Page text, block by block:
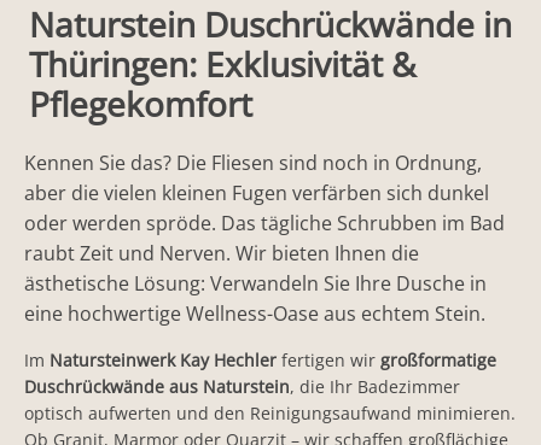
Naturstein Duschrückwände in
Thüringen: Exklusivität &
Pflegekomfort
Kennen Sie das? Die Fliesen sind noch in Ordnung,
aber die vielen kleinen Fugen verfärben sich dunkel
oder werden spröde. Das tägliche Schrubben im Bad
raubt Zeit und Nerven. Wir bieten Ihnen die
ästhetische Lösung: Verwandeln Sie Ihre Dusche in
eine hochwertige Wellness-Oase aus echtem Stein.
Im Natursteinwerk Kay Hechler fertigen wir großformatige
Duschrückwände aus Naturstein, die Ihr Badezimmer
optisch aufwerten und den Reinigungsaufwand minimieren.
Ob Granit, Marmor oder Quarzit – wir schaffen großflächige